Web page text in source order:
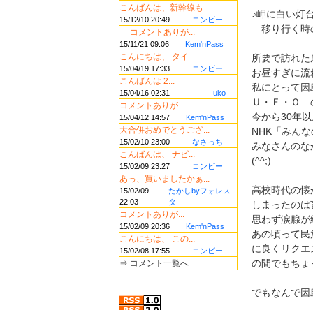
こんばんは、新幹線も...
15/12/10 20:49 コンビー
コメントありが...
15/11/21 09:06 Kem'nPass
こんにちは、 タイ...
15/04/19 17:33 コンビー
こんばんは 2...
15/04/16 02:31 uko
コメントありが...
15/04/12 14:57 Kem'nPass
大合併おめでとうござ...
15/02/10 23:00 なさっち
こんばんは、 ナビ...
15/02/09 23:27 コンビー
あっ、買いましたかぁ...
15/02/09
22:03
たかしbyフォレス
タ
コメントありが...
15/02/09 20:36 Kem'nPass
こんにちは、 この...
15/02/08 17:55 コンビー
⇒ コメント一覧へ
♪岬に白い灯
移り行く時
所要で訪れ
お昼すぎに
私にとって
Ｕ・Ｆ・Ｏ
今から30年
NHK「みん
みなさんの
(^^;)
高校時代の
しまったの
思わず涙腺
あの頃って
に良くリク
の間でもち
でもなんで